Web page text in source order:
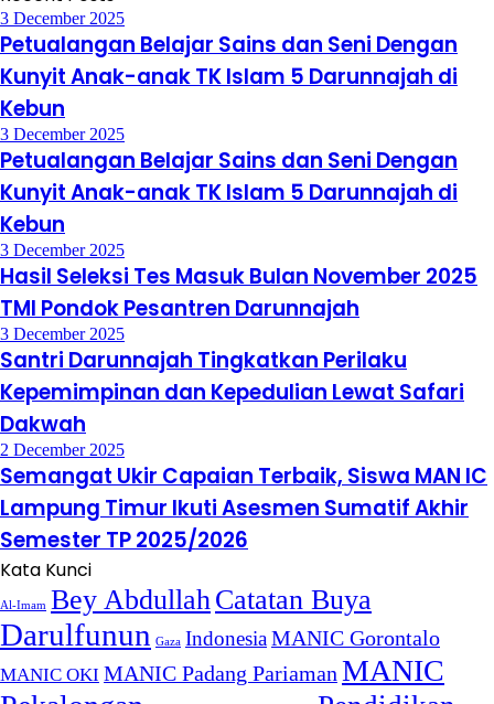
3 December 2025
Petualangan Belajar Sains dan Seni Dengan
Kunyit Anak-anak TK Islam 5 Darunnajah di
Kebun
3 December 2025
Petualangan Belajar Sains dan Seni Dengan
Kunyit Anak-anak TK Islam 5 Darunnajah di
Kebun
3 December 2025
Hasil Seleksi Tes Masuk Bulan November 2025
TMI Pondok Pesantren Darunnajah
3 December 2025
Santri Darunnajah Tingkatkan Perilaku
Kepemimpinan dan Kepedulian Lewat Safari
Dakwah
2 December 2025
Semangat Ukir Capaian Terbaik, Siswa MAN IC
Lampung Timur Ikuti Asesmen Sumatif Akhir
Semester TP 2025/2026
Kata Kunci
Al-Imam Bey AbdullahCatatan Buya
Darulfunun Gaza IndonesiaMANIC Gorontalo
MANIC OKI MANIC Padang Pariaman MANIC